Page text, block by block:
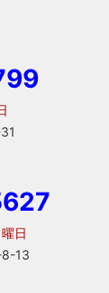
13